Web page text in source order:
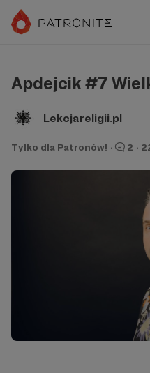
Apdejcik #7
Lekcjareligii.pl
Tylko dla Patronów! · 2 ·